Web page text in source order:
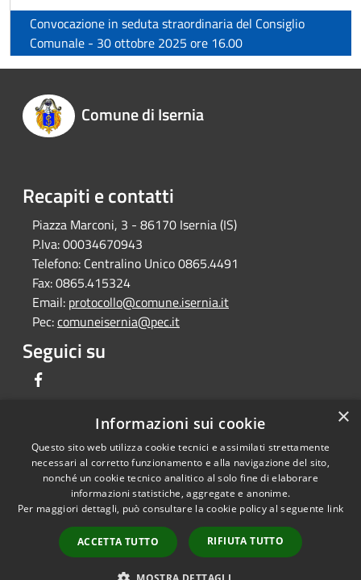
Convocazione in seduta straordinaria del Consiglio
Comunale - 30 ottobre 2025 ore 16.00
Comune di Isernia
Recapiti e contatti
Piazza Marconi, 3 - 86170 Isernia (IS)
P.Iva:00034670943
Telefono: Centralino Unico 0865.4491
Fax:0865.415324
Email: protocollo@comune.isernia.it
Pec:comuneisernia@pec.it
Seguici su
RSS
Accessibilità
Cookie
Mappa del sito
Feedback per non
Copyright © 2026 • Comune di
Isernia • Powered by
Municipium•Accesso
redazione
×
Informazioni sui cookie
Questo sito web utilizza cookie tecnici e assimilati strettamente
necessari al corretto funzionamento e alla navigazione del sito,
nonché un cookie tecnico analitico al solo fine di elaborare
informazioni statistiche, aggregate e anonime.
Per maggiori dettagli, può consultare la cookie policy al seguente link
ACCETTA TUTTO RIFIUTA TUTTO